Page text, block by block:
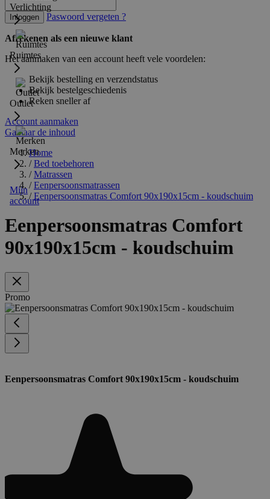
Verlichting
Ruimtes
Outlet
Merken
Mijn
account
Inloggen Paswoord vergeten ?
Afrekenen als een nieuwe klant
Het aanmaken van een account heeft vele voordelen:
Bekijk bestelling en verzendstatus
Bekijk bestelgeschiedenis
Reken sneller af
Account aanmaken
Ga naar de inhoud
Home
/ Bed toebehoren
/ Matrassen
/ Eenpersoonsmatrassen
/ Eenpersoonsmatras Comfort 90x190x15cm - koudschuim
Eenpersoonsmatras Comfort
90x190x15cm - koudschuim
Promo
Eenpersoonsmatras Comfort 90x190x15cm - koudschuim